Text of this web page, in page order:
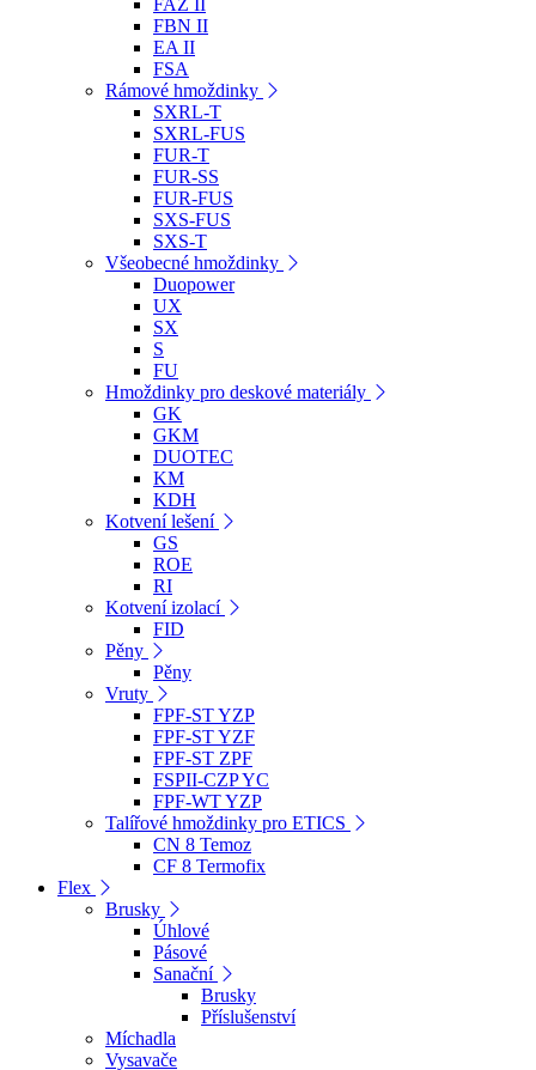
FBN II
EA II
FSA
Rámové hmoždinky
SXRL-T
SXRL-FUS
FUR-T
FUR-SS
FUR-FUS
SXS-FUS
SXS-T
Všeobecné hmoždinky
Duopower
UX
SX
S
FU
Hmoždinky pro deskové materiály
GK
GKM
DUOTEC
KM
KDH
Kotvení lešení
GS
ROE
RI
Kotvení izolací
FID
Pěny
Pěny
Vruty
FPF-ST YZP
FPF-ST YZF
FPF-ST ZPF
FSPII-CZP YC
FPF-WT YZP
Talířové hmoždinky pro ETICS
CN 8 Temoz
CF 8 Termofix
Flex
Brusky
Úhlové
Pásové
Sanační
Brusky
Příslušenství
Míchadla
Vysavače